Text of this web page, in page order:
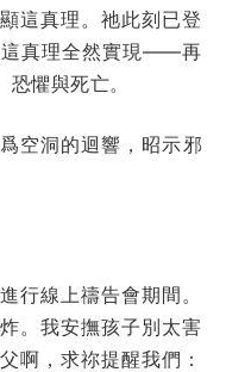
這真理。祂此刻已登
這真理全然實現——再
懼與死亡。
洞的迴響，昭示邪
行線上禱告會期間。
。我安撫孩子別太害
啊，求祢提醒我們：